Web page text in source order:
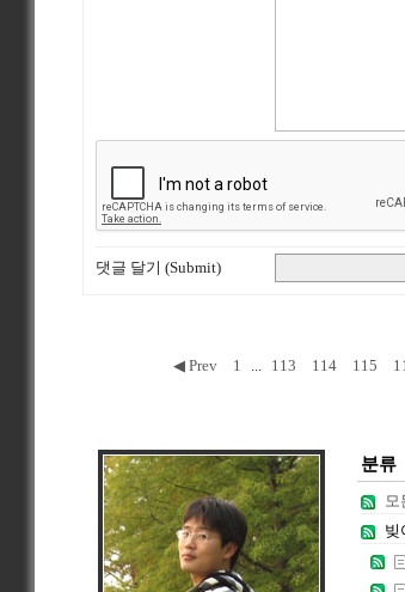
댓글 달기 (Submit)
◀ Prev 1 ... 113 114 115
분류
모
빚